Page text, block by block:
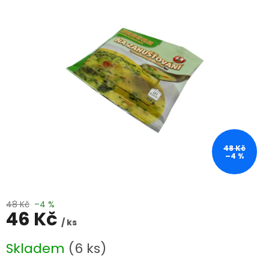
48 Kč
–4 %
48 Kč –4 %
46 Kč / ks
cena:
Skladem (6 ks)